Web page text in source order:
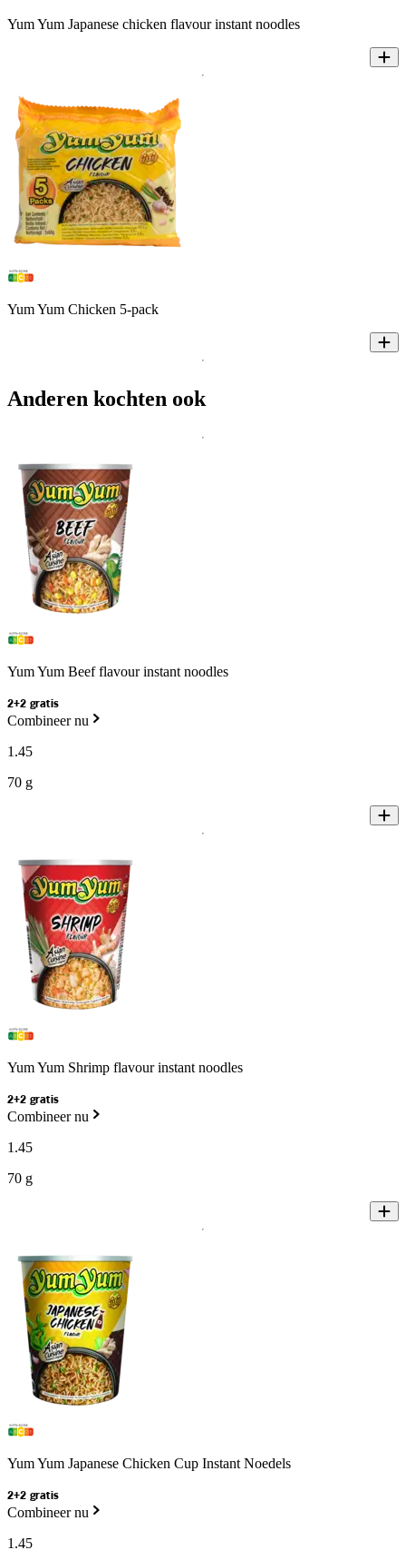
Yum Yum Japanese chicken flavour instant noodles
Yum Yum Chicken 5-pack
Anderen kochten ook
Yum Yum Beef flavour instant noodles
2+2 gratis
Combineer nu
1 .45
70 g
Yum Yum Shrimp flavour instant noodles
2+2 gratis
Combineer nu
1 .45
70 g
Yum Yum Japanese Chicken Cup Instant Noedels
2+2 gratis
Combineer nu
1 .45